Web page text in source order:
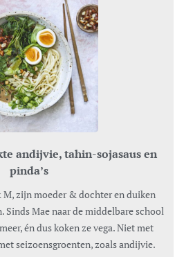
andijvie, tahin-sojasaus en
pinda’s
Sinds Mae naar de middelbare school
én dus koken ze vega. Niet met
seizoensgroenten, zoals andijvie.